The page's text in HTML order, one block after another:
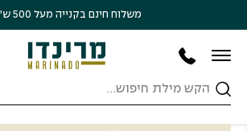
משלוח חינם בקנייה מעל 500 ש״ח
חיפוש